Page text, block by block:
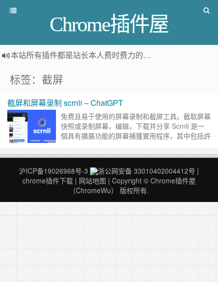
Chrome插件屋
本站所有插件都是站长本人费时费力的人工筛选推荐
标签：截屏
截屏和屏幕录制 scrnli – ChatGPT
免费且易于使用的屏幕录制和截屏工具。截取屏幕
快照或录制屏幕，编辑，下载并分享 Scrnli 是一
個具有擴展功能的屏幕捕獲實用程序，其中包括許
可以獲……继续阅读 »
沪ICP备19026968号-3
浙公网安备 33010402004412号 |
chrome插件下载 | 网站地图 | Copyright © Chrome插件屋
（ChromeWu） 版权所有.